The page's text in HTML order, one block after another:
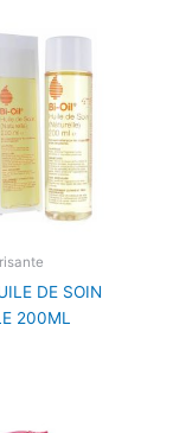
DE SOIN
200ML